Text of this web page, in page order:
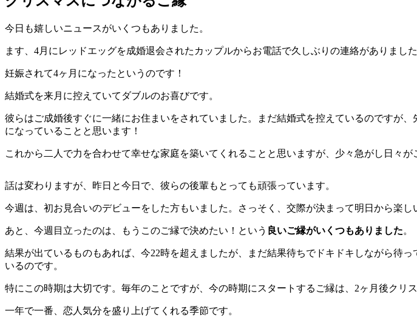
今日も嬉しいニュースがいくつもありました。
ます、4月にレッドエッグを成婚退会されたカップルからお電話で久しぶりの連絡がありました
妊娠されて4ヶ月になったというのです！
結婚式を来月に控えていてダブルのお喜びです。
彼らはご成婚後すぐに一緒にお住まいをされていました。まだ結婚式を控えているのですが
になっていることと思います！
これから二人で力を合わせて幸せな家庭を築いてくれることと思いますが、少々急がし日々
話は変わりますが、昨日と今日で、彼らの後輩もとっても頑張っています。
今週は、初お見合いのデビューをした方もいました。さっそく、交際が決まって明日から楽し
あと、今週目立ったのは、もうこのご縁で決めたい！という 良いご縁がいくつもありました。
結果が出ているものもあれば、今22時を超えましたが、まだ結果待ちでドキドキしながら待
いるのです。
特にこの時期は大切です。毎年のことですが、今の時期にスタートするご縁は、2ヶ月後クリ
一年で一番、恋人気分を盛り上げてくれる季節です。